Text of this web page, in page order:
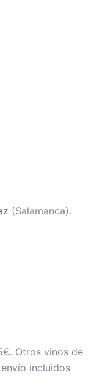
(Salamanca).
Otros vinos de
incluidos